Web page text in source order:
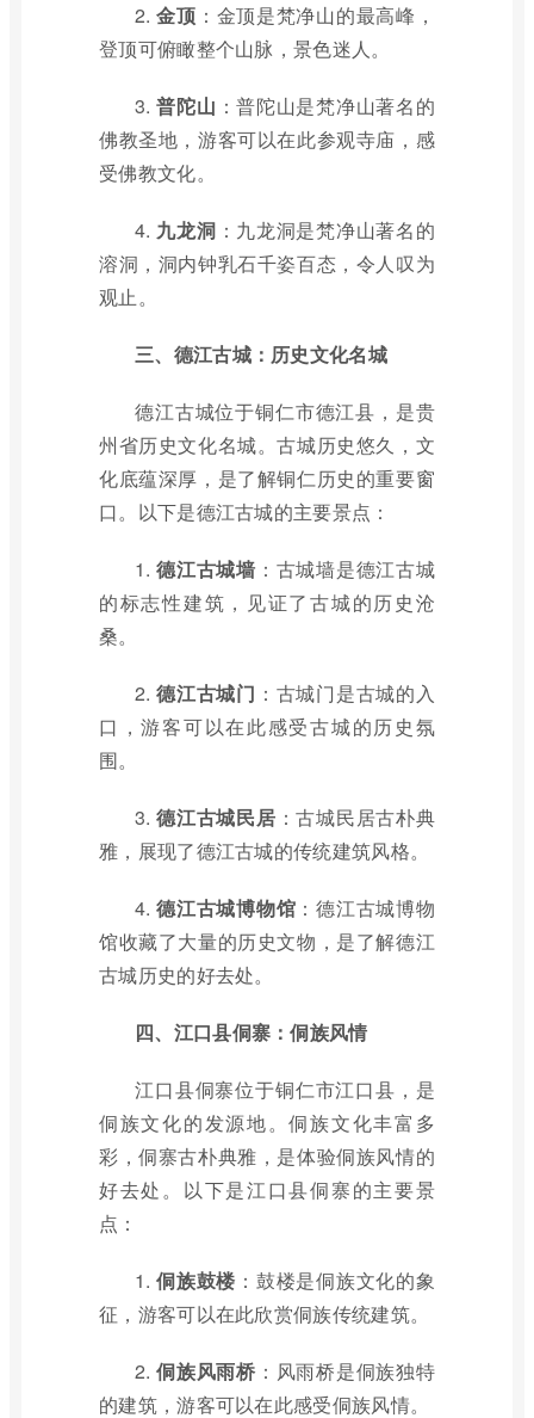
2.金顶 ：金顶是梵净山的最高峰，
登顶可俯瞰整个山脉，景色迷人。
3.普陀山 ：普陀山是梵净山著名的
佛教圣地，游客可以在此参观寺庙，感
受佛教文化。
4. 九龙洞 ：九龙洞是梵净山著名的
溶洞，洞内钟乳石千姿百态，令人叹为
观止。
三、德江古城：历史文化名城
德江古城位于铜仁市德江县，是贵
州省历史文化名城。古城历史悠久，文
化底蕴深厚，是了解铜仁历史的重要窗
口。以下是德江古城的主要景点：
1.德江古城墙 ：古城墙是德江古城
的标志性建筑，见证了古城的历史沧
桑。
2.德江古城门 ：古城门是古城的入
口，游客可以在此感受古城的历史氛
围。
3.德江古城民居 ：古城民居古朴典
雅，展现了德江古城的传统建筑风格。
4.德江古城博物馆 ：德江古城博物
馆收藏了大量的历史文物，是了解德江
古城历史的好去处。
四、江口县侗寨：侗族风情
江口县侗寨位于铜仁市江口县，是
侗族文化的发源地。侗族文化丰富多
彩，侗寨古朴典雅，是体验侗族风情的
好去处。以下是江口县侗寨的主要景
点：
1.侗族鼓楼 ：鼓楼是侗族文化的象
征，游客可以在此欣赏侗族传统建筑。
2.侗族风雨桥 ：风雨桥是侗族独特
的建筑，游客可以在此感受侗族风情。